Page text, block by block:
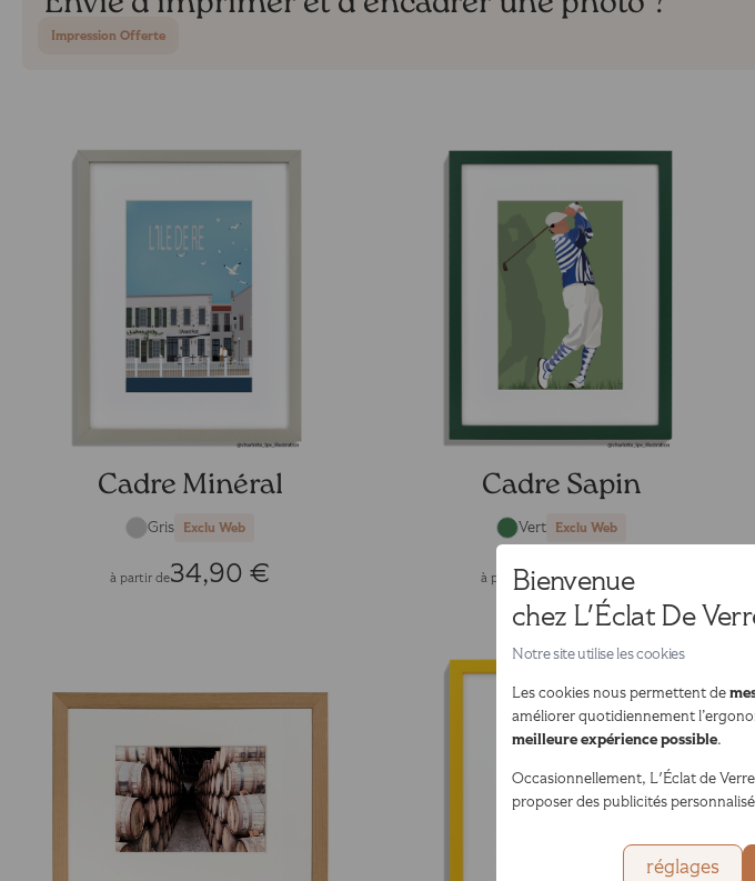
Bienvenue
chez L'Éclat De
Notre site utilise les cookies
Les cookies nous permettent de
améliorer quotidiennement
meilleure expérience possible.
Occasionnellement, L'Éclat de
proposer des publicités
réglages
Impression Offerte
Cadre Minéral
Gris Exclu Web
à partir de34,90 €
Cadre Sapin
Vert Exclu Web
à partir de34,90 €